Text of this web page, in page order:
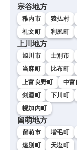
宗谷地方
稚内市 猿払村
礼文町
利尻町
上川地方
旭川市 士別市
当麻町
比布町
上富良野町
中富
剣淵町
下川町
幌加内町
留萌地方
留萌市 増毛町
遠別町
天塩町